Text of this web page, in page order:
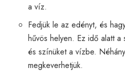
a víz.
Fedjük le az edényt, és
hűvös helyen. Ez idő alatt a
és színüket a vízbe.
megkeverhetjük.